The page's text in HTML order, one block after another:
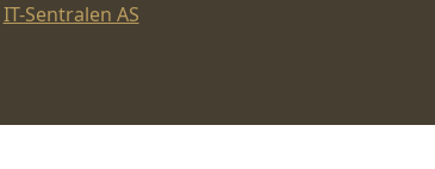
IT-Sentralen AS